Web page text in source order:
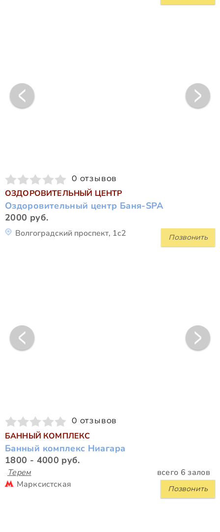
0 отзывов
ОЗДОРОВИТЕЛЬНЫЙ ЦЕНТР
Оздоровительный центр Баня-SPA
2000 руб.
Позвонить
Волгоградский проспект, 1с2
0 отзывов
БАННЫЙ КОМПЛЕКС
Банный комплекс Ниагара
1800 - 4000 руб.
Терем всего 6 залов
Позвонить
Марксистская